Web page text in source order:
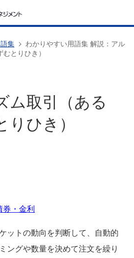
集
わかりやすい用語集 解説：アル
とりひき）
ム取引（ある
ひき）
券・金利
ットの動向を判断して、自動的
ングや数量を決めて注文を繰り